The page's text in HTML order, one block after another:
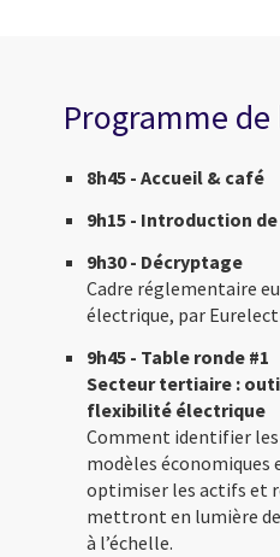
Programme
8h45 - Accueil & café
9h15 - Introduction
9h30 - Décryptage
Cadre réglementaire
électrique, par
9h45 - Table ronde #1
Secteur tertiaire :
flexibilité électrique
Comment identifier les
modèles
optimiser les actifs et
mettront en lumière
à l’échelle.